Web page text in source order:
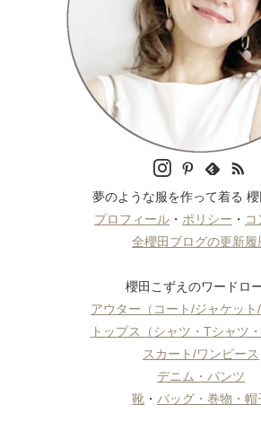
夢のような服を作って着る 櫻
プロフィール ・ ポリシー ・ コ
全櫻田ブログの更新履
櫻田こずえのワードロ
アウター（コート/ジャケット/
トップス（シャツ・Tシャツ・
スカート/ワンピース
デニム・パンツ
靴 ・ バッグ・巻物・帽